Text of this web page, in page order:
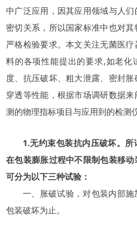
中广泛应用，因其应用领域与人
密切关系，所以国家标准中也对
严格检验要求。本文关注无菌医
料的各项性能提出的要求,如老化
度、抗压破坏、粗大泄露、密封胀
穿透等性能，根据市场调研数据来
测的物理指标项目与应用到的检测
1.无约束包装抗内压破坏。所
在包装膨胀过程中不限制包装移
可分为以下三种试验：
一、胀破试验，对包装内部施
包装破坏为止。